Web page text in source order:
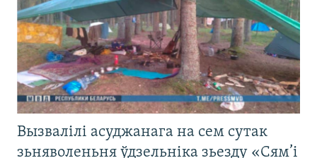
Вызвалілі асуджанага на сем сутак
зьняволеньня ўдзельніка зьезду «Сям’і